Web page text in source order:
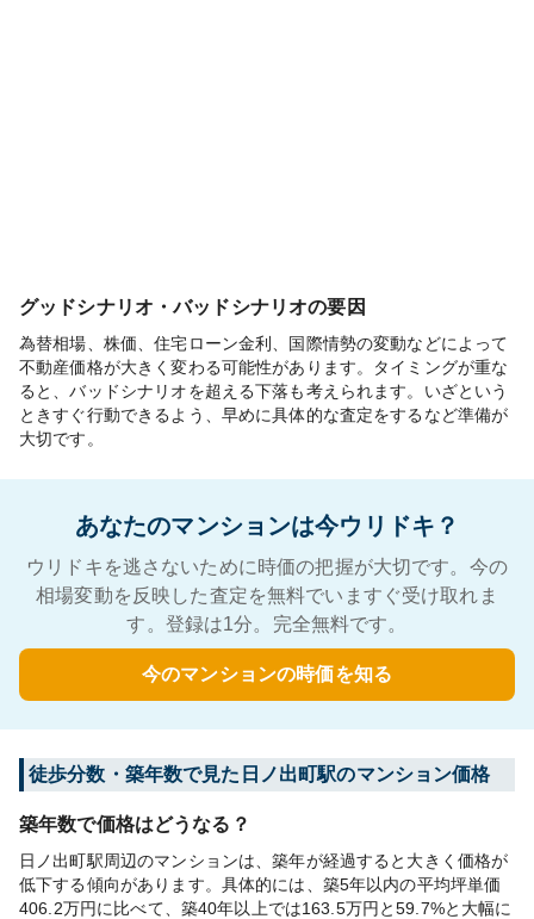
グッドシナリオ・バッドシナリオの要因
為替相場、株価、住宅ローン金利、国際情勢の変動などによって
不動産価格が大きく変わる可能性があります。タイミングが重な
ると、バッドシナリオを超える下落も考えられます。いざという
ときすぐ行動できるよう、早めに具体的な査定をするなど準備が
大切です。
あなたのマンションは今ウリドキ？
ウリドキを逃さないために時価の把握が大切です。今の
相場変動を反映した査定を無料でいますぐ受け取れま
す。登録は1分。完全無料です。
今のマンションの時価を知る
徒歩分数・築年数で見た日ノ出町駅のマンション価格
築年数で価格はどうなる？
日ノ出町駅周辺のマンションは、築年が経過すると大きく価格が
低下する傾向があります。具体的には、築5年以内の平均坪単価
406.2万円に比べて、築40年以上では163.5万円と59.7%と大幅に